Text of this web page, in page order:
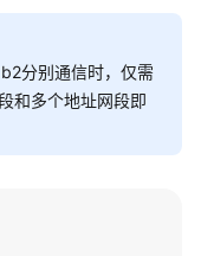
分别通信时，仅需
和多个地址网段即